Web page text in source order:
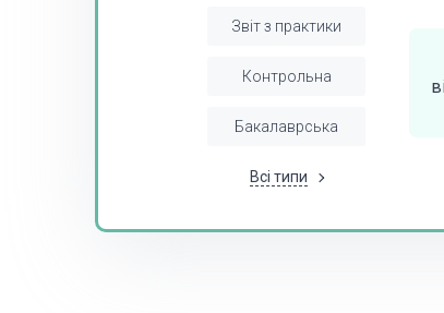
Звіт з практики
Контрольна
Бакалаврська
Всі типи